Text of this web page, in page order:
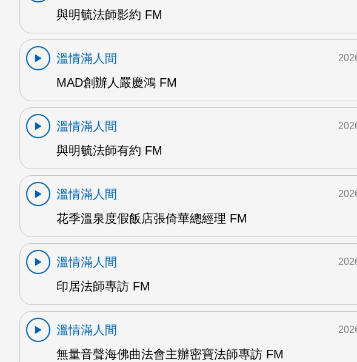
與明毓法師影約 FM
溫情滿人間
MAD創辦人嚴慶鴻 FM
溫情滿人間
與明毓法師有約 FM
溫情滿人間
花季溫泉度假飯店張倚華總經理 FM
溫情滿人間
印居法師專訪 FM
溫情滿人間
無量音聲海佛曲法會主辦密寶法師專訪 FM